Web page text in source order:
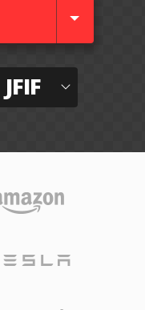
JFIF